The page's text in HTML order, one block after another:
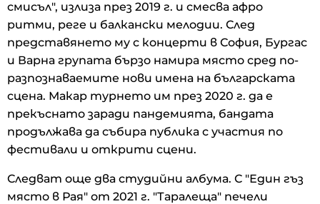
смисъл", излиза през 2019 г. и смесва афро
ритми, реге и балкански мелодии. След
представянето му с концерти в София, Бургас
и Варна групата бързо намира място сред по-
разпознаваемите нови имена на българската
сцена. Макар турнето им през 2020 г. да е
прекъснато заради пандемията, бандата
продължава да събира публика с участия по
фестивали и открити сцени.
Следват още два студийни албума. С "Един гъз
място в Рая" от 2021 г. "Таралеща" печели